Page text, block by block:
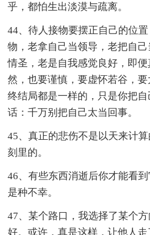
乎，都怕生出淡漠与疏离。
44、待人接物要摆正自己的位
物，老拿自己当领导，老把自
情圣，老是自我感觉良好，即
然，也要谨慎，要虚怀若谷，
终结局都是一样的，只是你把
话：千万别把自己太当回事。
45、真正的悲伤不是以天来计
刻里的。
46、有些东西消逝后你才能看
是种不幸。
47、某个路口，我选择了某个
好。或许，真是这样，让他人